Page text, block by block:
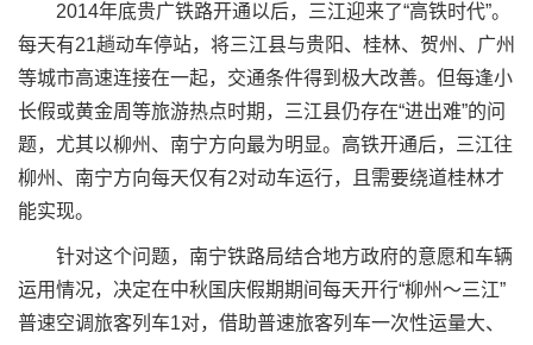
2014年底贵广铁路开通以后，三江迎来了“高铁时代”。
每天有21趟动车停站，将三江县与贵阳、桂林、贺州、广州
等城市高速连接在一起，交通条件得到极大改善。但每逢小
长假或黄金周等旅游热点时期，三江县仍存在“进出难”的问
题，尤其以柳州、南宁方向最为明显。高铁开通后，三江往
柳州、南宁方向每天仅有2对动车运行，且需要绕道桂林才
能实现。
针对这个问题，南宁铁路局结合地方政府的意愿和车辆
运用情况，决定在中秋国庆假期期间每天开行“柳州～三江”
普速空调旅客列车1对，借助普速旅客列车一次性运量大、